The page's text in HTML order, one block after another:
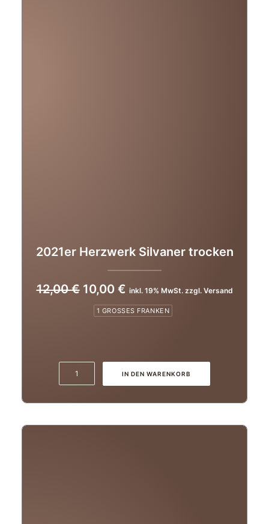
2021er Herzwerk Silvaner trocken
12,00€ Ursprünglicher
Preis
war:
10,00 €Aktueller
Preis
ist:
inkl. 19% MwSt. zzgl. Versand
1 GROSSES FRANKEN
Herzwerk
Silvaner
IN DEN WARENKORB